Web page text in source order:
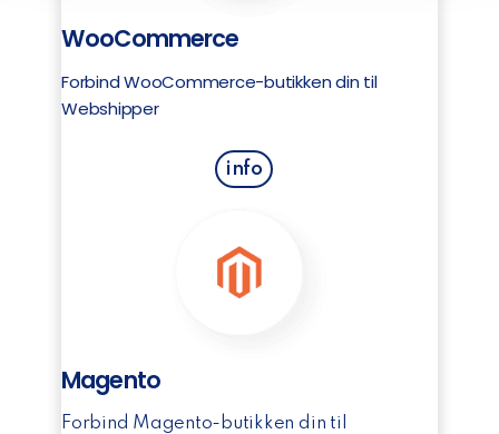
WooCommerce
Forbind WooCommerce-butikken din til
Webshipper
info
Magento
Forbind Magento-butikken din til